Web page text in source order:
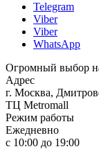
Telegram
Viber
Viber
WhatsApp
Огромный выбор
Адрес
г. Москва,
ТЦ Metromall
Режим работы
Ежедневно
с 10:00 до 19:00